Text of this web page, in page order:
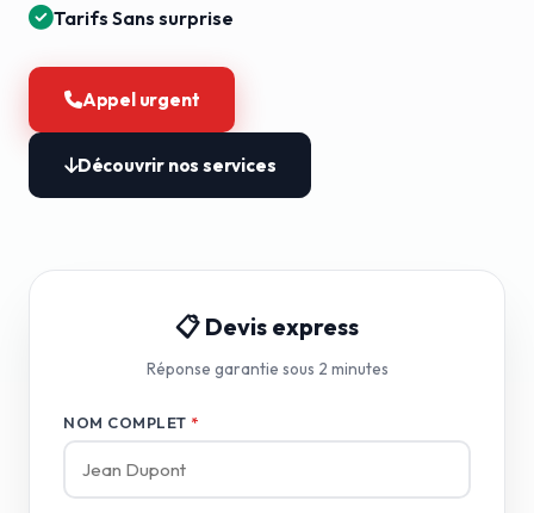
Tarifs Sans surprise
Appel urgent
Découvrir nos services
📋 Devis express
Réponse garantie sous 2 minutes
NOM COMPLET *